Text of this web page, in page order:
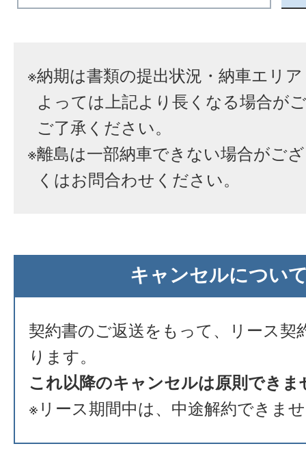
※納期は書類の提出状況・納車エリ
よっては上記より長くなる場合が
ご了承ください。
※離島は一部納車できない場合がご
くはお問合わせください。
キャンセルについ
契約書のご返送をもって、リース契
ります。
これ以降のキャンセルは原則できま
※リース期間中は、中途解約できま